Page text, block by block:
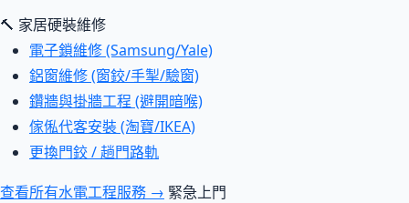
🔨 家居硬裝維修
電子鎖維修 (Samsung/Yale)
鋁窗維修 (窗鉸/手掣/驗窗)
鑽牆與掛牆工程 (避開暗喉)
傢俬代客安裝 (淘寶/IKEA)
更換門鉸 / 趟門路軌
查看所有水電工程服務 → 緊急上門